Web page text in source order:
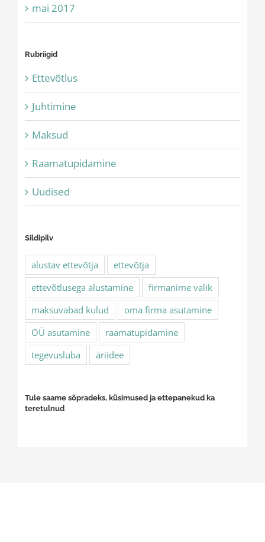
mai 2017
Rubriigid
Ettevõtlus
Juhtimine
Maksud
Raamatupidamine
Uudised
Sildipilv
alustav ettevõtja
ettevõtja
ettevõtlusega alustamine
firmanime valik
maksuvabad kulud
oma firma asutamine
OÜ asutamine
raamatupidamine
tegevusluba
äriidee
Tule saame sõpradeks, küsimused ja ettepanekud ka
teretulnud